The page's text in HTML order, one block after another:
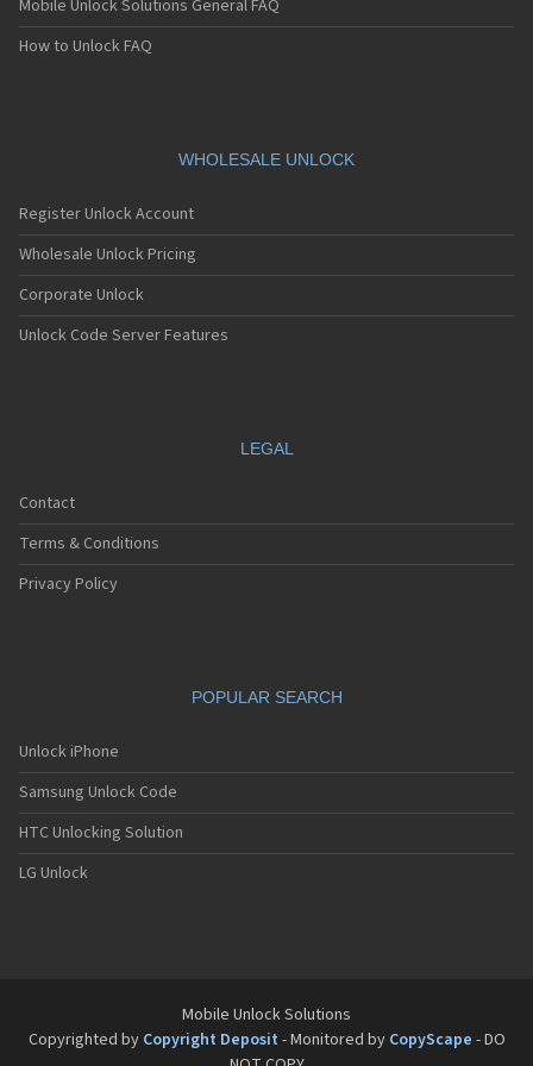
Sagem MC939
Sagem MC940
Sagem MC942
Sagem MC956
Sagem MC959
Sagem MC959 R
Sagem MU2005
Sagem MW-X1
Sagem MW3020
Sagem MW3022
Sagem MW3052
Sagem MW3062
Sagem MW932
Sagem MW936
Sagem MW959 GPRS
Sagem MW979
Sagem MW979 GPRS
Sagem my100x
Sagem my101X
Sagem my150X
Sagem my212x
Mobile Unlock Solutions General FAQ
How to Unlock FAQ
WHOLESALE UNLOCK
Register Unlock Account
Wholesale Unlock Pricing
Corporate Unlock
Unlock Code Server Features
LEGAL
Contact
Terms & Conditions
Privacy Policy
POPULAR SEARCH
Unlock iPhone
Samsung Unlock Code
HTC Unlocking Solution
LG Unlock
Mobile Unlock Solutions
Copyrighted by Copyright Deposit - Monitored by CopyScape - DO